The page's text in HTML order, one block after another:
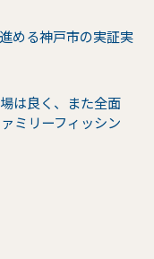
める神戸市の実証実
は良く、また全面
ミリーフィッシン